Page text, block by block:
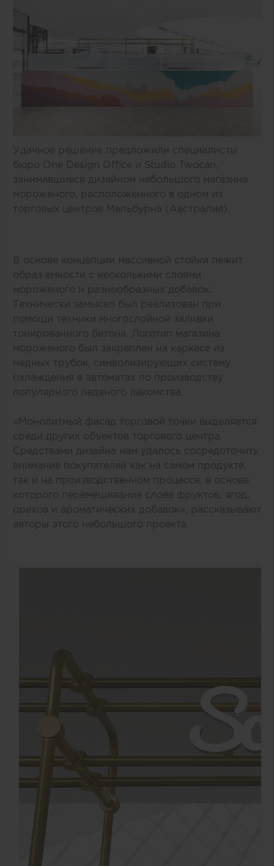
Удачное решение предложили специалисты
бюро One Design Office и Studio Twocan,
занимавшиеся дизайном небольшого магазина
мороженого, расположенного в одном из
торговых центров Мельбурна (Австралия).
В основе концепции массивной стойки лежит
образ емкости с несколькими слоями
мороженого и разнообразных добавок.
Технически замысел был реализован при
помощи техники многослойной заливки
тонированного бетона. Логотип магазина
мороженого был закреплен на каркасе из
медных трубок, символизирующих систему
охлаждения в автоматах по производству
популярного ледяного лакомства.
«Монолитный фасад торговой точки выделяется
среди других объектов торгового центра.
Средствами дизайна нам удалось сосредоточить
внимание покупателей как на самом продукте,
так и на производственном процессе, в основе
которого перемешивание слоев фруктов, ягод,
орехов и ароматических добавок», рассказывают
авторы этого небольшого проекта.